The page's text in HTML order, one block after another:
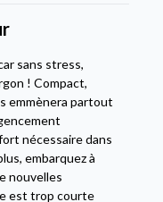
sans stress,
! Compact,
emmènera partout
nécessaire dans
embarquez à
nouvelles
est trop courte